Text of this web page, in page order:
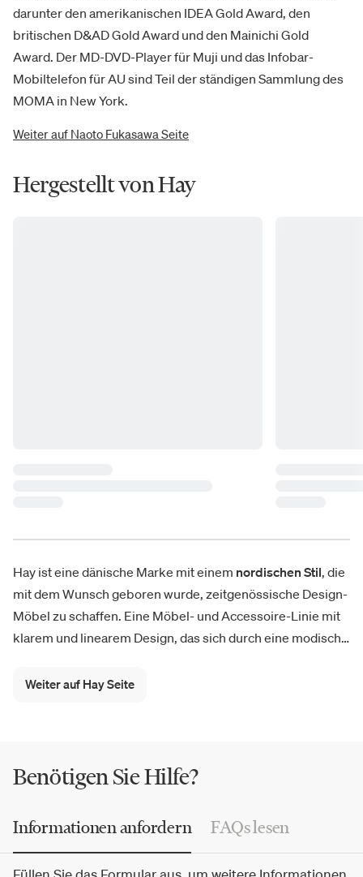
darunter den amerikanischen IDEA Gold Award, den
britischen D&AD Gold Award und den Mainichi Gold
Award. Der MD-DVD-Player für Muji und das Infobar-
Mobiltelefon für AU sind Teil der ständigen Sammlung des
MOMA in New York.
Weiter auf Naoto Fukasawa Seite
Hergestellt von Hay
Hay ist eine dänische Marke mit einem nordischen Stil, die
mit dem Wunsch geboren wurde, zeitgenössische Design-
Möbel zu schaffen. Eine Möbel- und Accessoire-Linie mit
klarem und linearem Design, das sich durch eine modische
LeuchtenundAccessoires
besteht, die unendliche Kombinationsmöglichkeiten bei
optimaler Vielseitigkeit und Flexibilität garantieren, zum
Ikone geworden ist.
Weiter auf Hay Seite
Benötigen Sie Hilfe?
Informationen anfordern FAQs lesen